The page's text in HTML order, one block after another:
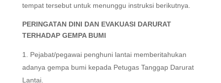
tempat tersebut untuk menunggu instruksi berikutnya.
PERINGATAN DINI DAN EVAKUASI DARURAT
TERHADAP GEMPA BUMI
Pejabat/pegawai penghuni lantai memberitahukan
adanya gempa bumi kepada Petugas Tanggap Darurat
Lantai.